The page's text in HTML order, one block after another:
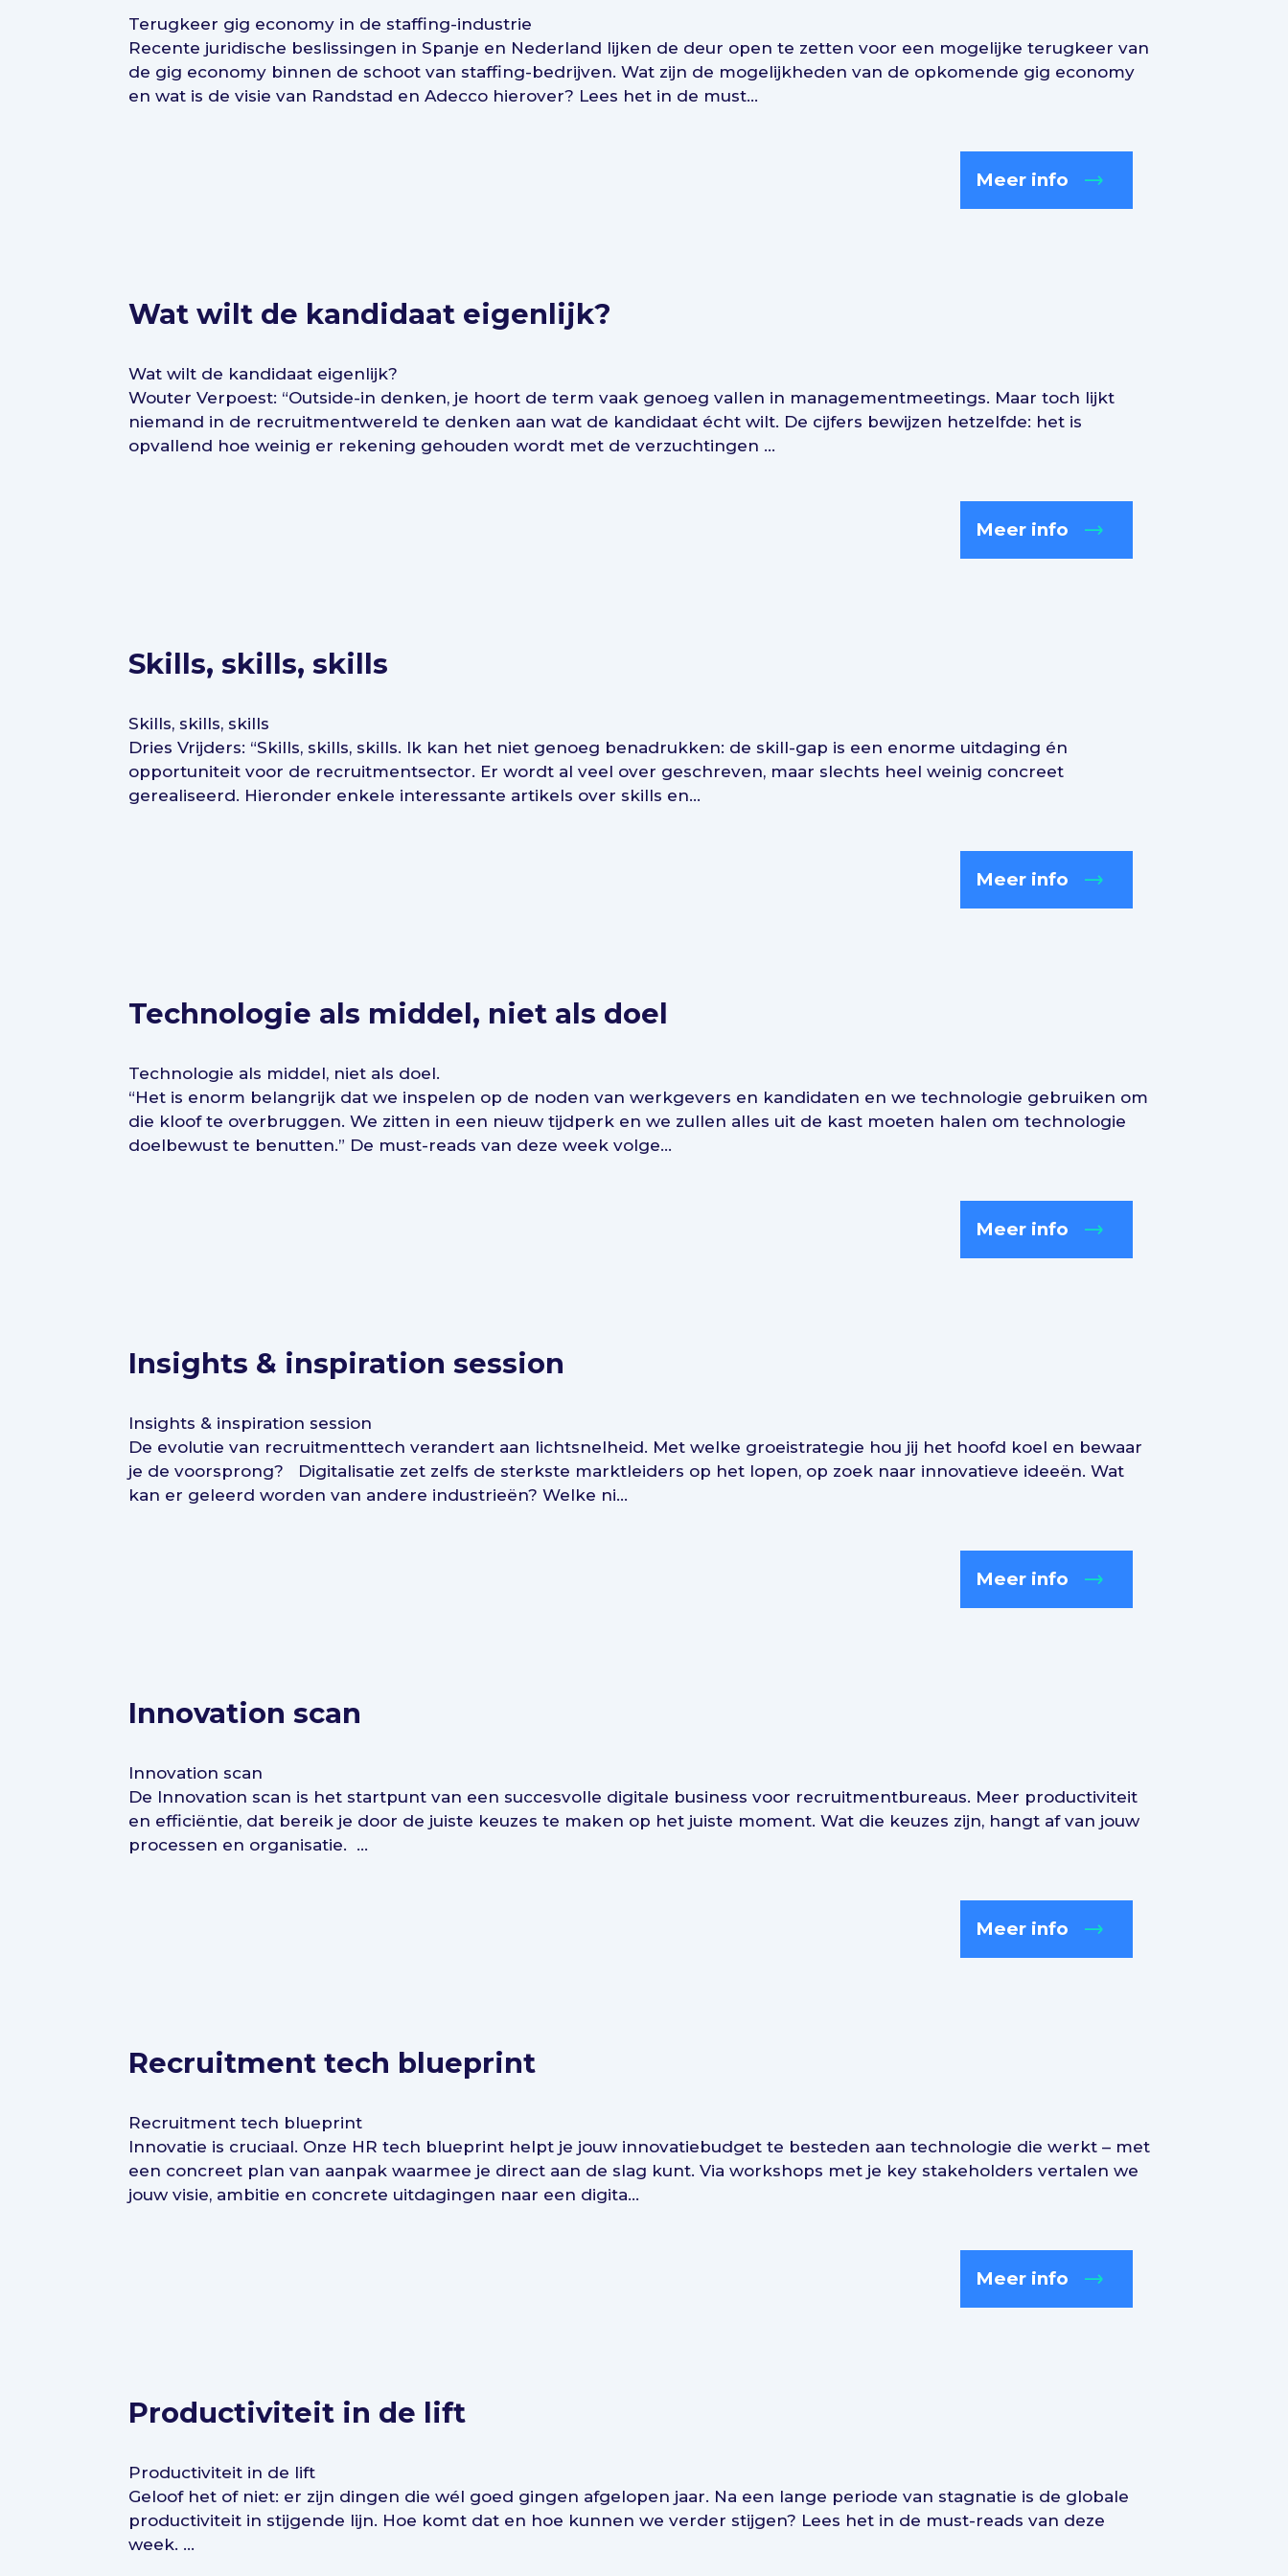
Terugkeer gig economy in de staffing-industrie
Recente juridische beslissingen in Spanje en Nederland lijken de deur open te zetten voor een mogelijke terugkeer van
de gig economy binnen de schoot van staffing-bedrijven. Wat zijn de mogelijkheden van de opkomende gig economy
en wat is de visie van Randstad en Adecco hierover? Lees het in de must...
Meer info
Wat wilt de kandidaat eigenlijk?
Wat wilt de kandidaat eigenlijk?
Wouter Verpoest: “Outside-in denken, je hoort de term vaak genoeg vallen in managementmeetings. Maar toch lijkt
niemand in de recruitmentwereld te denken aan wat de kandidaat écht wilt. De cijfers bewijzen hetzelfde: het is
opvallend hoe weinig er rekening gehouden wordt met de verzuchtingen ...
Meer info
Skills, skills, skills
Skills, skills, skills
Dries Vrijders: “Skills, skills, skills. Ik kan het niet genoeg benadrukken: de skill-gap is een enorme uitdaging én
opportuniteit voor de recruitmentsector. Er wordt al veel over geschreven, maar slechts heel weinig concreet
gerealiseerd. Hieronder enkele interessante artikels over skills en...
Meer info
Technologie als middel, niet als doel
Technologie als middel, niet als doel.
“Het is enorm belangrijk dat we inspelen op de noden van werkgevers en kandidaten en we technologie gebruiken om
die kloof te overbruggen. We zitten in een nieuw tijdperk en we zullen alles uit de kast moeten halen om technologie
doelbewust te benutten.” De must-reads van deze week volge...
Meer info
Insights & inspiration session
Insights & inspiration session
De evolutie van recruitmenttech verandert aan lichtsnelheid. Met welke groeistrategie hou jij het hoofd koel en bewaar
je de voorsprong? Digitalisatie zet zelfs de sterkste marktleiders op het lopen, op zoek naar innovatieve ideeën. Wat
kan er geleerd worden van andere industrieën? Welke ni...
Meer info
Innovation scan
Innovation scan
De Innovation scan is het startpunt van een succesvolle digitale business voor recruitmentbureaus. Meer productiviteit
en efficiëntie, dat bereik je door de juiste keuzes te maken op het juiste moment. Wat die keuzes zijn, hangt af van jouw
processen en organisatie. ...
Meer info
Recruitment tech blueprint
Recruitment tech blueprint
Innovatie is cruciaal. Onze HR tech blueprint helpt je jouw innovatiebudget te besteden aan technologie die werkt – met
een concreet plan van aanpak waarmee je direct aan de slag kunt. Via workshops met je key stakeholders vertalen we
jouw visie, ambitie en concrete uitdagingen naar een digita...
Meer info
Productiviteit in de lift
Productiviteit in de lift
Geloof het of niet: er zijn dingen die wél goed gingen afgelopen jaar. Na een lange periode van stagnatie is de globale
productiviteit in stijgende lijn. Hoe komt dat en hoe kunnen we verder stijgen? Lees het in de must-reads van deze
week. ...